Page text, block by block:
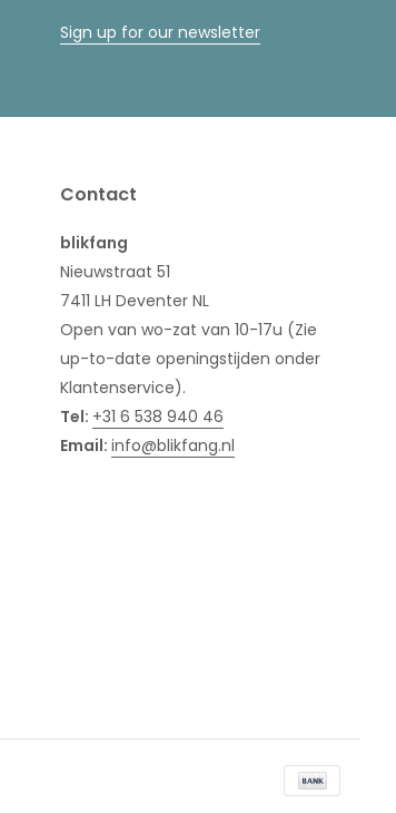
Sign up for our newsletter
Contact
blikfang
Nieuwstraat 51
7411 LH Deventer NL
Open van wo-zat van 10-17u (Zie
up-to-date openingstijden onder
Klantenservice).
Tel: +31 6 538 940 46
Email: info@blikfang.nl